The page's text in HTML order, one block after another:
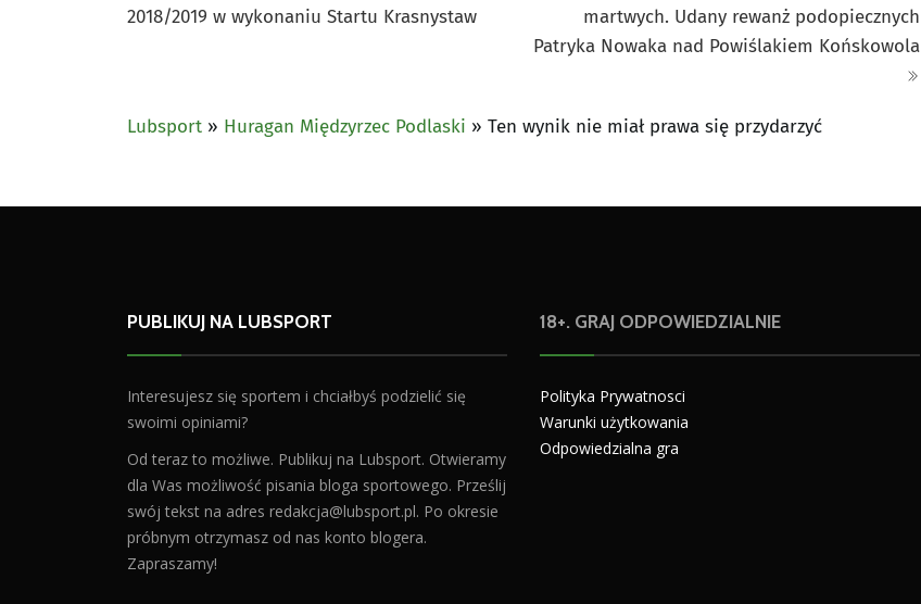
2018/2019 w wykonaniu Startu Krasnystaw
martwych. Udany rewanż podopiecznych
Patryka Nowaka nad Powiślakiem Końskowola
Lubsport » Huragan Międzyrzec Podlaski » Ten wynik nie miał prawa się przydarzyć
PUBLIKUJ NA LUBSPORT
Interesujesz się sportem i chciałbyś podzielić się
swoimi opiniami?
Od teraz to możliwe. Publikuj na Lubsport. Otwieramy
dla Was możliwość pisania bloga sportowego. Prześlij
swój tekst na adres redakcja@lubsport.pl. Po okresie
próbnym otrzymasz od nas konto blogera.
Zapraszamy!
18+. GRAJ ODPOWIEDZIALNIE
Polityka Prywatnosci
Warunki użytkowania
Odpowiedzialna gra